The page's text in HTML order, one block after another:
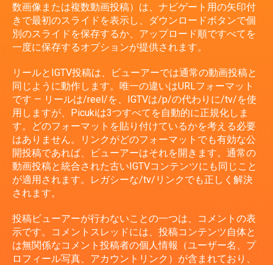
数画像または複数動画投稿）は、ナビゲート用の矢印付
きで最初のスライドを表示し、ダウンロードボタンで個
別のスライドを保存するか、アップロード順ですべてを
一度に保存するオプションが提供されます。
リールとIGTV投稿は、ビューアーでは通常の動画投稿と
同じように動作します。唯一の違いはURLフォーマット
です — リールは/reel/を、IGTVは/p/の代わりに/tv/を使
用しますが、Picukiは3つすべてを自動的に正規化しま
す。どのフォーマットを貼り付けているかを考える必要
はありません。リンクがどのフォーマットでも有効な公
開投稿であれば、ビューアーはそれを開きます。通常の
動画投稿と統合された古いIGTVコンテンツにも同じこと
が適用されます。レガシーな/tv/リンクでも正しく解決
されます。
投稿ビューアーが行わないことの一つは、コメントの表
示です。コメントスレッドには、投稿コンテンツ自体と
は無関係なコメント投稿者の個人情報（ユーザー名、プ
ロフィール写真、アカウントリンク）が含まれており、